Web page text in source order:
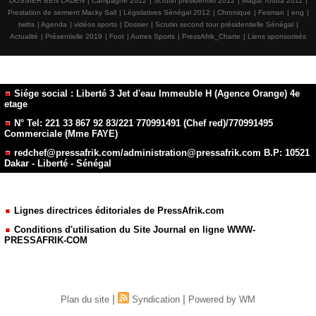
Prestation de serment Macky Sall | Législatives Sénégal 2012 | Chronique | Fesman | eng |
twitts | Agenda | vidéos sports | Dossier | Scrutin second tour présidentielle Sénégal |
Actualité | Présentielle 2019 | Foot | Autres Sports | PressAfrik_Charte | Liens sponsorisés
Siége social : Liberté 3 Jet d'eau Immeuble H (Agence Orange) 4e
etage
N° Tel: 221 33 867 92 83/221 770991491 (Chef red)/770991495
Commerciale (Mme FAYE)
redchef@pressafrik.com/administration@pressafrik.com B.P: 10521
Dakar - Liberté - Sénégal
Lignes directrices éditoriales de PressAfrik.com
Conditions d'utilisation du Site Journal en ligne WWW-
PRESSAFRIK-COM
Plan du site | Syndication | Powered by WM